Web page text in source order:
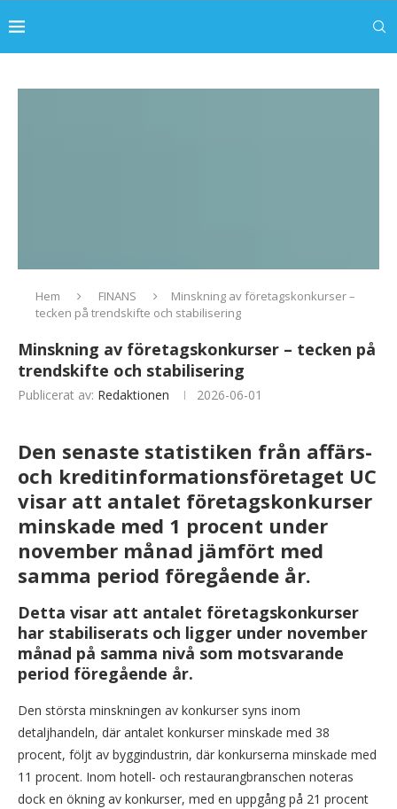
Hem FINANS
Minskning av företagskonkurser –
tecken på trendskifte och stabilisering
Minskning av företagskonkurser – tecken på
trendskifte och stabilisering
Publicerat av: Redaktionen 2026-06-01
Den senaste statistiken från affärs-
och kreditinformationsföretaget UC
visar att antalet företagskonkurser
minskade med 1 procent under
november månad jämfört med
samma period föregående år.
Detta visar att antalet företagskonkurser
har stabiliserats och ligger under november
månad på samma nivå som motsvarande
period föregående år.
Den största minskningen av konkurser syns inom
detaljhandeln, där antalet konkurser minskade med 38
procent, följt av byggindustrin, där konkurserna minskade med
11 procent. Inom hotell- och restaurangbranschen noteras
dock en ökning av konkurser, med en uppgång på 21 procent